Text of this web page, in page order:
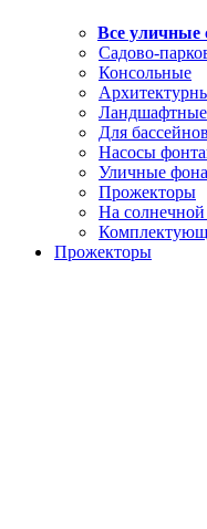
Все уличные
Садово-
Консольные
Ландшафтные
Для
Насосы
Уличные
Прожекторы
На солнечной
Прожекторы